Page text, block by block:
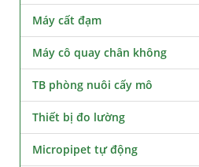
Máy cất đạm
Máy cô quay chân không
TB phòng nuôi cấy mô
Thiết bị đo lường
Micropipet tự động